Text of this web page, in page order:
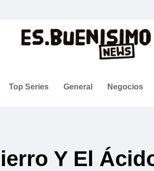
Top Series General Negocios
Y El